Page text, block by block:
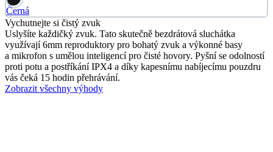
Černá
Vychutnejte si čistý zvuk
Uslyšíte každičký zvuk. Tato skutečně bezdrátová sluchátka
využívají 6mm reproduktory pro bohatý zvuk a výkonné basy
a mikrofon s umělou inteligencí pro čisté hovory. Pyšní se odolností
proti potu a postříkání IPX4 a díky kapesnímu nabíjecímu pouzdru
vás čeká 15 hodin přehrávání.
Zobrazit všechny výhody